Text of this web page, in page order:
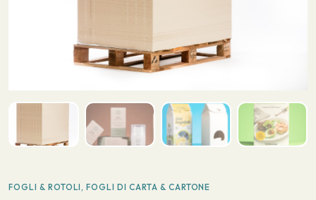
FOGLI & ROTOLI ,FOGLI DI CARTA & CARTONE